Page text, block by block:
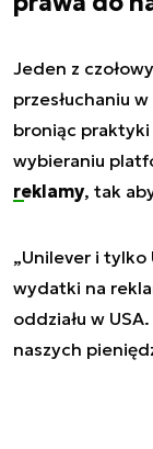
Jeden z
przesłuchaniu
broniąc
wybieraniu
reklamy, tak
„Unilever i
wydatki na
oddziału w
naszych